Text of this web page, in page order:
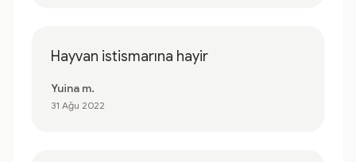
Hayvan istismarına hayir
Yuina m.
31 Ağu 2022